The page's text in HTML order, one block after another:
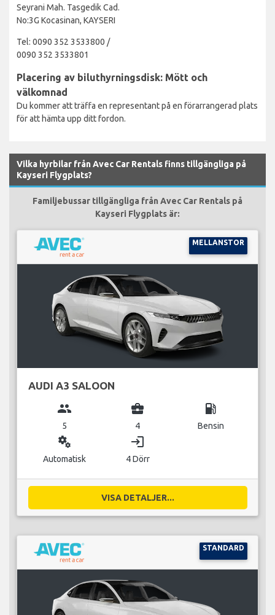
Seyrani Mah. Tasgedik Cad.
No:3G Kocasinan, KAYSERI
Tel: 0090 352 3533800 /
0090 352 3533801
Placering av biluthyrningsdisk: Mött och
välkomnad
Du kommer att träffa en representant på en förarrangerad plats
för att hämta upp ditt fordon.
Vilka hyrbilar från Avec Car Rentals finns tillgängliga på
Kayseri Flygplats?
Familjebussar tillgängliga från Avec Car Rentals på
Kayseri Flygplats är:
MELLANSTOR
AUDI A3 SALOON
group
5
business_center
4
local_gas_station
Bensin
miscellaneous_services
Automatisk
login
4 Dörr
VISA DETALJER...
STANDARD